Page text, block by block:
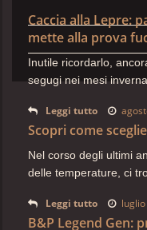
Caccia alla Lepre:
mette alla prova
Inutile ricordarlo,
segugi nei mesi
Leggi tutto
Scopri come
Nel corso degli ultimi
delle temperature, ci
Leggi tutto
B&P Legend Gen: